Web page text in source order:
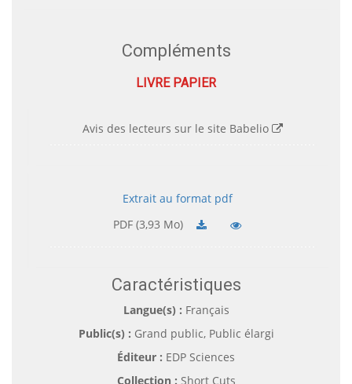
Compléments
LIVRE PAPIER
Avis des lecteurs sur le site Babelio
Extrait au format pdf
PDF (3,93 Mo)
Caractéristiques
Langue(s) : Français
Public(s) : Grand public, Public élargi
Éditeur : EDP Sciences
Collection : Short Cuts